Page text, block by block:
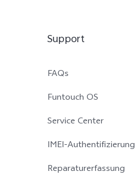
Support
FAQs
Funtouch OS
Service Center
IMEI-Authentifizierung
Reparaturerfassung